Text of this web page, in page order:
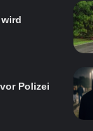
Polizei